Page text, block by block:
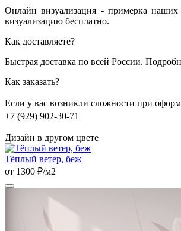
Онлайн визуализация - примерка
визуализацию бесплатно.
Как доставляете?
Быстрая доставка по всей России.
Как заказать?
Если у вас возникли сложности при
+7 (929) 902-30-71
Дизайн в другом цвете
Тёплый ветер, беж
от 1300 ₽/м2